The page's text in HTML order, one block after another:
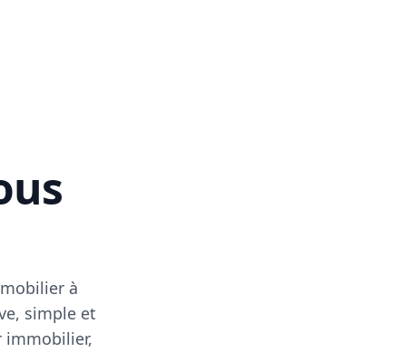
à
simple et
immobilier,